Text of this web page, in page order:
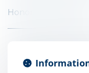
​Honoraires au forfait